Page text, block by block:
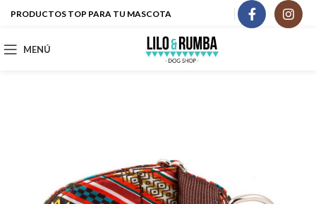
PRODUCTOS TOP PARA TU MASCOTA
MENÚ